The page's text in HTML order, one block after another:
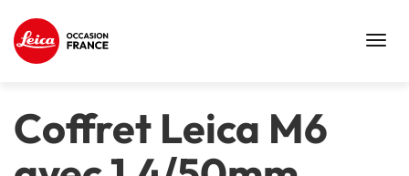
Coffret Leica M6